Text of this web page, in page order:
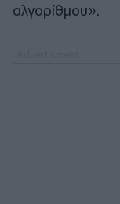
αλγορίθμου».